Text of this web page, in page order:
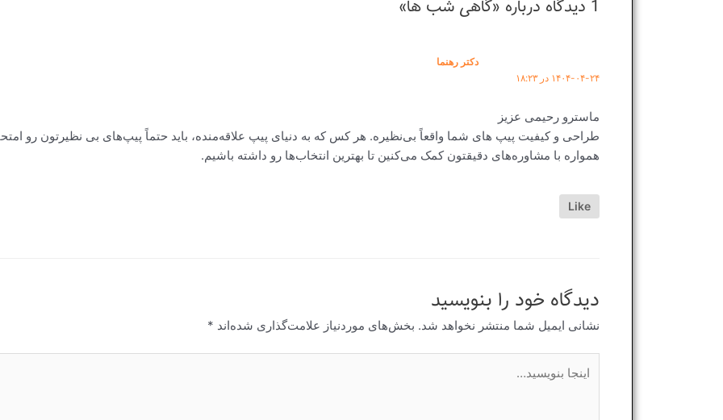
1 دیدگاه دربارهٔ «گاهی شب ها»
دکتر رهنما
۱۴۰۴-۰۴-۲۴ در ۱۸:۲۳
ماسترو رحیمی عزیز
طراحی و کیفیت پیپ های شما واقعاً بی‌نظیره. هر کس که به دنیای پیپ علاقه‌منده، باید حتماً پیپ‌های بی نظیرتون رو
همواره با مشاوره‌های دقیقتون کمک می‌کنین تا بهترین انتخاب‌ها رو داشته باشیم.
Like
دیدگاه‌ خود را بنویسید
نشانی ایمیل شما منتشر نخواهد شد. بخش‌های موردنیاز علامت‌گذاری شده‌اند *
بنویسید…